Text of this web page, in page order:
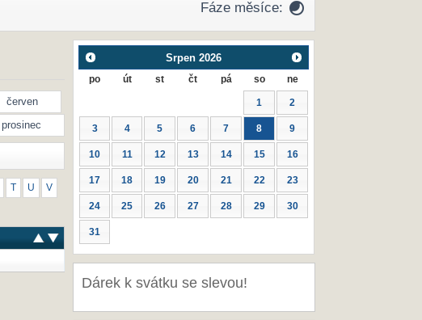
Fáze měsíce:
červen
prosinec
T U V
Srpen 2026
po út st čt pá so ne
1 2
3 4 5 6 7 8 9
10 11 12 13 14 15 16
17 18 19 20 21 22 23
24 25 26 27 28 29 30
31
Dárek k svátku se slevou!